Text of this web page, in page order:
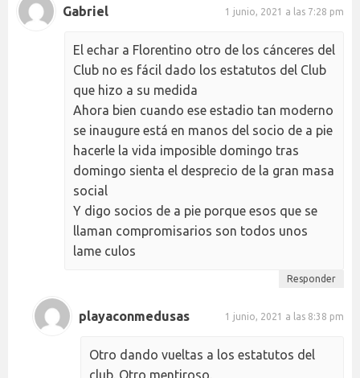
Gabriel 1 junio, 2021 a las 7:28 pm
El echar a Florentino otro de los cánceres del
Club no es fácil dado los estatutos del Club
que hizo a su medida
Ahora bien cuando ese estadio tan moderno
se inaugure está en manos del socio de a pie
hacerle la vida imposible domingo tras
domingo sienta el desprecio de la gran masa
social
Y digo socios de a pie porque esos que se
llaman compromisarios son todos unos
lame culos
Responder
playaconmedusas 1 junio, 2021 a las 8:38 pm
Otro dando vueltas a los estatutos del
club. Otro mentiroso.